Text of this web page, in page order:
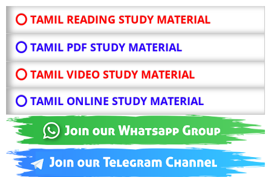
⭕ TAMIL READING STUDY MATERIAL
⭕ TAMIL PDF STUDY MATERIAL
⭕ TAMIL VIDEO STUDY MATERIAL
⭕ TAMIL ONLINE STUDY MATERIAL